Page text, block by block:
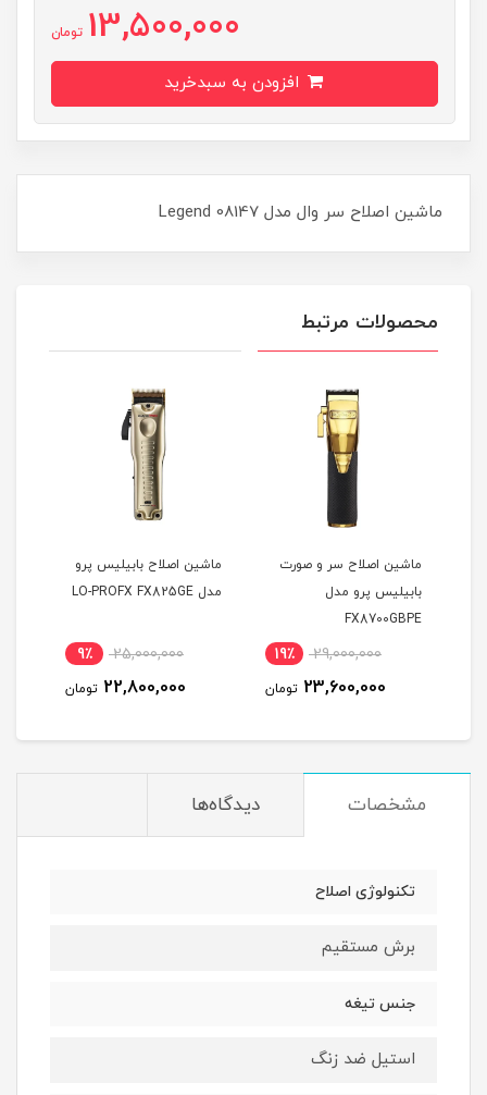
13,500,000 تومان
ماشین اصلاح سر وال مدل Legend 08147
محصولات مرتبط
ماشین اصلاح سر و صورت
بابیلیس پرو مدل
FX8700GBPE
29,000,000 19٪
23,600,000 تومان
ماشین اصلاح بابیلیس پرو
مدل LO-PROFX FX825GE
25,000,000 9٪
22,800,000 تومان
مشخصات دیدگاه‌ها
تکنولوژی اصلاح
برش مستقیم
جنس تیغه
استیل ضد زنگ